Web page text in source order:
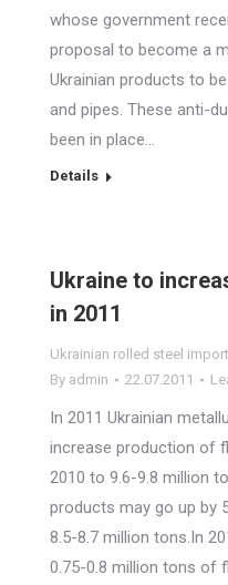
whose government
proposal to become a
Ukrainian products to
and pipes. These anti-
been in place…
Details
Ukraine to
in 2011
Ukrainian rolled steel import
By admin 22.07.2011
In 2011 Ukrainian
increase production of
2010 to 9.6-9.8 million
products may go up by
8.5-8.7 million tons.In
0.75-0.8 million tons of